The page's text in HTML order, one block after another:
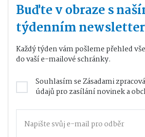
Buďte v obraze s
týdenním
Každý týden vám pošleme přehled
do vaší e-mailové schránky.
Souhlasím seZásadami
údajůpro zasílání novinek a